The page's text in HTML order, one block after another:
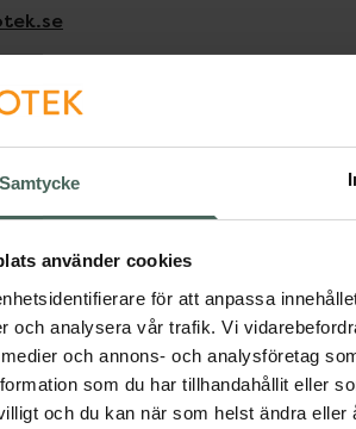
Samtycke
använder cookies
för att anpassa
och analysera vår trafik. Vi
och annons- och analysföretag
som du har tillhandahållit eller
och du kan när som helst ändra